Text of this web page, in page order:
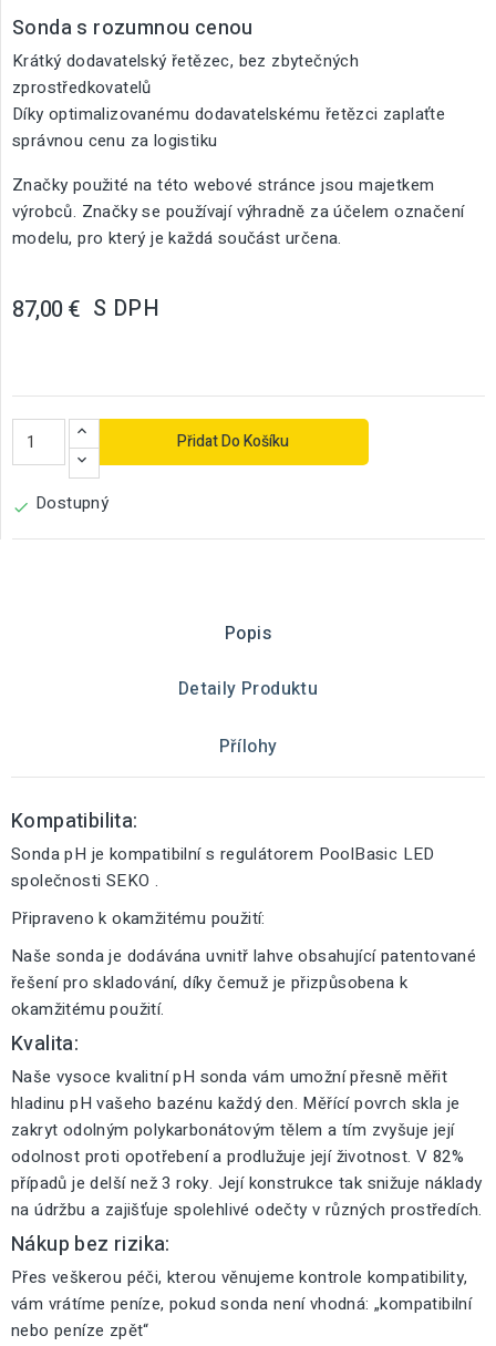
Sonda s rozumnou cenou
Krátký dodavatelský řetězec, bez zbytečných
zprostředkovatelů
Díky optimalizovanému dodavatelskému řetězci zaplaťte
správnou cenu za logistiku
Značky použité na této webové stránce jsou majetkem
výrobců. Značky se používají výhradně za účelem označení
modelu, pro který je každá součást určena.
87,00 € S DPH
Přidat Do Košíku
 Dostupný
Popis
Detaily Produktu
Přílohy
Kompatibilita:
Sonda pH je kompatibilní s regulátorem PoolBasic LED
společnosti SEKO .
Připraveno k okamžitému použití:
Naše sonda je dodávána uvnitř lahve obsahující patentované
řešení pro skladování, díky čemuž je přizpůsobena k
okamžitému použití.
Kvalita:
Naše vysoce kvalitní pH sonda vám umožní přesně měřit
hladinu pH vašeho bazénu každý den. Měřící povrch skla je
zakryt odolným polykarbonátovým tělem a tím zvyšuje její
odolnost proti opotřebení a prodlužuje její životnost. V 82%
případů je delší než 3 roky. Její konstrukce tak snižuje náklady
na údržbu a zajišťuje spolehlivé odečty v různých prostředích.
Nákup bez rizika:
Přes veškerou péči, kterou věnujeme kontrole kompatibility,
vám vrátíme peníze, pokud sonda není vhodná: „kompatibilní
nebo peníze zpět“